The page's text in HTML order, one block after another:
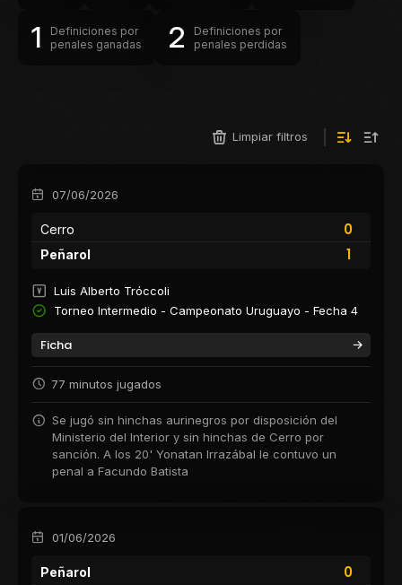
1
Definiciones por
penales ganadas
2
Definiciones por
penales perdidas
Limpiar filtros
07/06/2026
Cerro
0
1
Peñarol
Luis Alberto Tróccoli
Torneo Intermedio - Campeonato Uruguayo - Fecha 4
Ficha
77 minutos jugados
Se jugó sin hinchas aurinegros por disposición del
Ministerio del Interior y sin hinchas de Cerro por
sanción. A los 20' Yonatan Irrazábal le contuvo un
penal a Facundo Batista
01/06/2026
Peñarol
0